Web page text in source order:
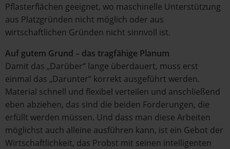
Pflasterflächen geeignet, wo maschinelle Unterstützung
aus Platzgründen nicht möglich oder aus
wirtschaftlichen Gründen nicht sinnvoll ist.
Auf gutem Grund – das tragfähige Planum
Damit das „Darüber“ lange überdauert, muss erst
einmal das „Darunter“ korrekt ausgeführt werden.
Material schnell und flexibel verteilen und anschließend
eben abziehen, das sind die beiden Forderungen, die
erfüllt werden müssen. Und dass man diese Arbeiten
möglichst auch alleine ausführen kann, ist ein Gebot der
Wirtschaftlichkeit, das Probst mit seinen intelligenten